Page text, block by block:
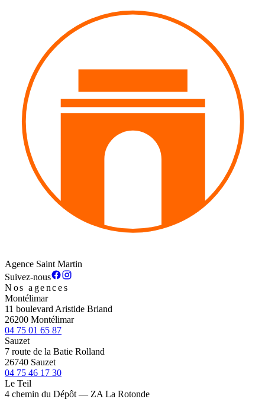
Agence Saint Martin
Suivez-nous
Nos agences
Montélimar
11 boulevard Aristide Briand
26200 Montélimar
04 75 01 65 87
Sauzet
7 route de la Batie Rolland
26740 Sauzet
04 75 46 17 30
Le Teil
4 chemin du Dépôt — ZA La Rotonde